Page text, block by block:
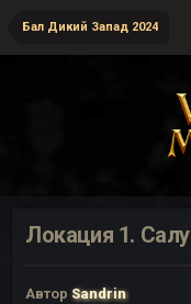
Бал Дикий Запад 2024
Локация 1.
Автор Sandrin